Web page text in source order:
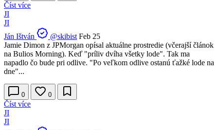
Číst více
JI
JI
Ján Ištván
@skibist Feb 25
Jamie Dimon z JPMorgan opísal aktuálne prostredie (včerajší článok
na Bulios Morning). Keď "príliv dvíha všetky lode". Tak ma
napadlo čo bude pri odlive. "Po veľkom odlive ostanú ťažké lode na
dne"...
0 0
Číst více
JI
JI